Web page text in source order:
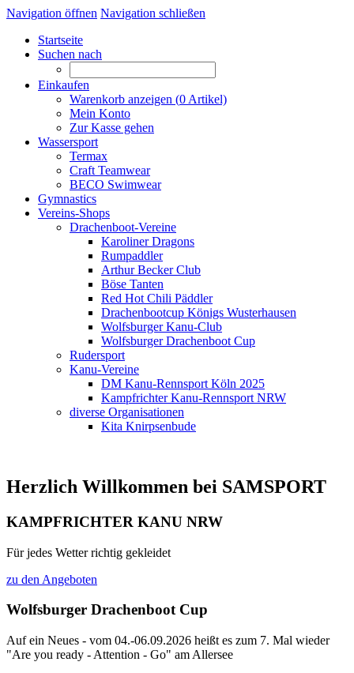
Navigation öffnen Navigation schließen
Startseite
Suchen nach
Einkaufen
Warenkorb anzeigen (0 Artikel)
Mein Konto
Zur Kasse gehen
Wassersport
Termax
Craft Teamwear
BECO Swimwear
Gymnastics
Vereins-Shops
Drachenboot-Vereine
Karoliner Dragons
Rumpaddler
Arthur Becker Club
Böse Tanten
Red Hot Chili Päddler
Drachenbootcup Königs Wusterhausen
Wolfsburger Kanu-Club
Wolfsburger Drachenboot Cup
Rudersport
Kanu-Vereine
DM Kanu-Rennsport Köln 2025
Kampfrichter Kanu-Rennsport NRW
diverse Organisationen
Kita Knirpsenbude
Herzlich Willkommen bei SAMSPORT
KAMPFRICHTER KANU NRW
Für jedes Wetter richtig gekleidet
zu den Angeboten
Wolfsburger Drachenboot Cup
Auf ein Neues - vom 04.-06.09.2026 heißt es zum 7. Mal wieder
"Are you ready - Attention - Go" am Allersee